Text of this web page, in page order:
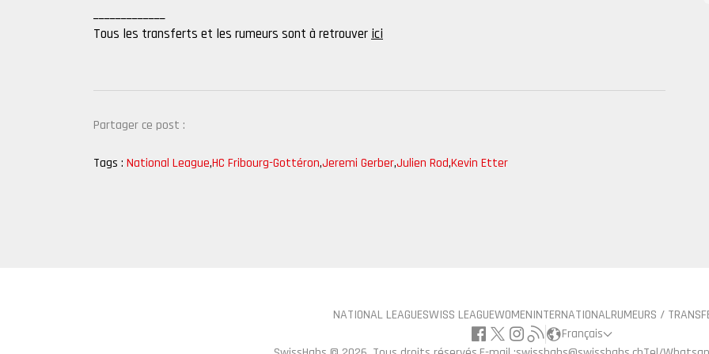
Tous les transferts et les rumeurs sont à retrouver ici
Partager ce post :
Tags : National League,HC Fribourg-Gottéron,Jeremi Gerber,Julien Rod,Kevin Etter
NATIONAL LEAGUESWISS LEAGUEWOMENINTERNATIONALRUMEURS /
Français